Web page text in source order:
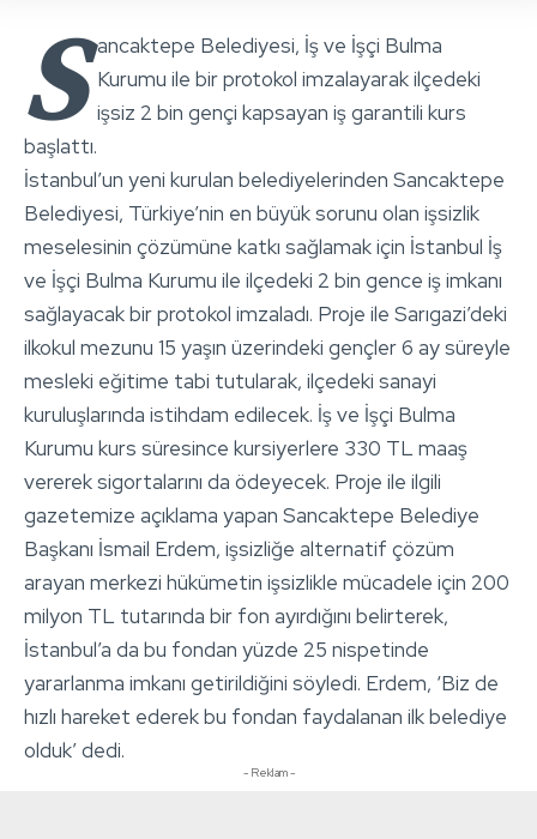
S ancaktepe Belediyesi, İş ve İşçi Bulma
Kurumu ile bir protokol imzalayarak ilçedeki
işsiz 2 bin gençi kapsayan iş garantili kurs
başlattı.
İstanbul’un yeni kurulan belediyelerinden Sancaktepe
Belediyesi, Türkiye’nin en büyük sorunu olan işsizlik
meselesinin çözümüne katkı sağlamak için İstanbul İş
ve İşçi Bulma Kurumu ile ilçedeki 2 bin gence iş imkanı
sağlayacak bir protokol imzaladı. Proje ile Sarıgazi’deki
ilkokul mezunu 15 yaşın üzerindeki gençler 6 ay süreyle
mesleki eğitime tabi tutularak, ilçedeki sanayi
kuruluşlarında istihdam edilecek. İş ve İşçi Bulma
Kurumu kurs süresince kursiyerlere 330 TL maaş
vererek sigortalarını da ödeyecek. Proje ile ilgili
gazetemize açıklama yapan Sancaktepe Belediye
Başkanı İsmail Erdem, işsizliğe alternatif çözüm
arayan merkezi hükümetin işsizlikle mücadele için 200
milyon TL tutarında bir fon ayırdığını belirterek,
İstanbul’a da bu fondan yüzde 25 nispetinde
yararlanma imkanı getirildiğini söyledi. Erdem, ‘Biz de
hızlı hareket ederek bu fondan faydalanan ilk belediye
olduk’ dedi.
- Reklam -